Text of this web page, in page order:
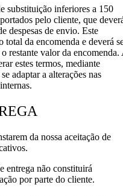
substituição inferiores a 150
pelo cliente, que
despesas de envio. Este
total da encomenda e deverá
restante valor da encomenda.
estes termos, mediante
adaptar a alterações nas
da nossa aceitação de
entrega não constituirá
por parte do cliente.